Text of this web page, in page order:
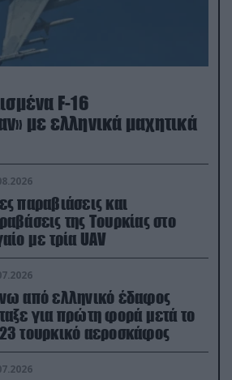
F-16
με ελληνικά μαχητικά
παραβιάσεις και
της Τουρκίας στο
με τρία UAV
από ελληνικό έδαφος
για πρώτη φορά μετά το
τουρκικό αεροσκάφος